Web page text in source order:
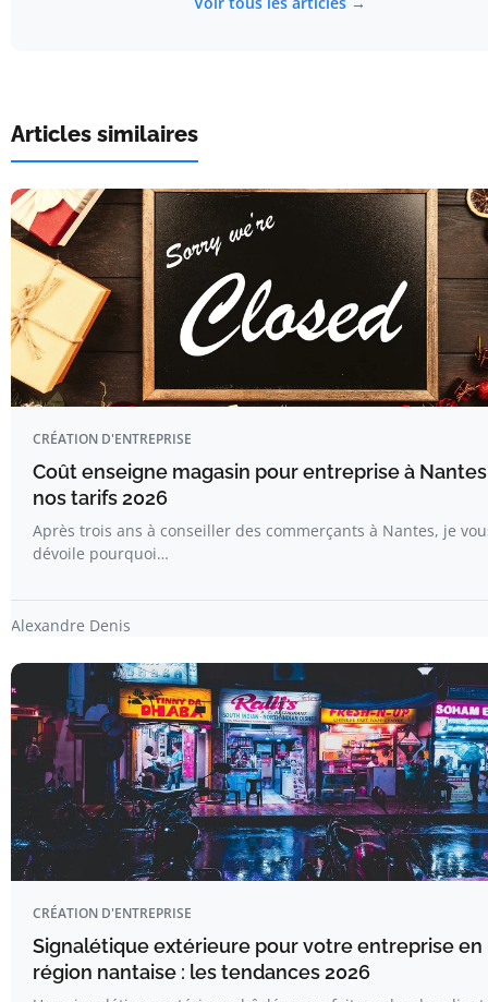
Articles similaires
CRÉATION D'ENTREPRISE
Coût enseigne magasin pour entreprise à Nantes
nos tarifs 2026
Après trois ans à conseiller des commerçants à Nantes, je
dévoile pourquoi…
Alexandre Denis
CRÉATION D'ENTREPRISE
Signalétique extérieure pour votre entreprise en
région nantaise : les tendances 2026